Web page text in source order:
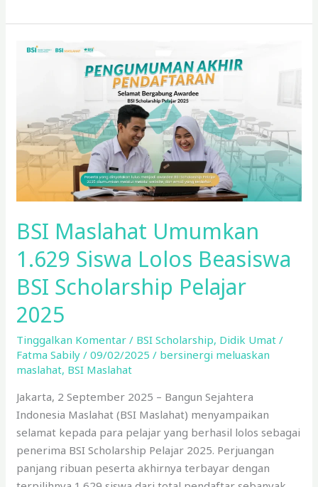
BSI Maslahat Umumkan
1.629 Siswa Lolos Beasiswa
BSI Scholarship Pelajar
2025
Tinggalkan Komentar / BSI Scholarship, Didik Umat /
Fatma Sabily/09/02/2025/ bersinergi meluaskan
maslahat, BSI Maslahat
Jakarta, 2 September 2025 – Bangun Sejahtera
Indonesia Maslahat (BSI Maslahat) menyampaikan
selamat kepada para pelajar yang berhasil lolos sebagai
penerima BSI Scholarship Pelajar 2025. Perjuangan
panjang ribuan peserta akhirnya terbayar dengan
BSI
Siswa
Lolos
Beasiswa
BSI
Scholarship
2025